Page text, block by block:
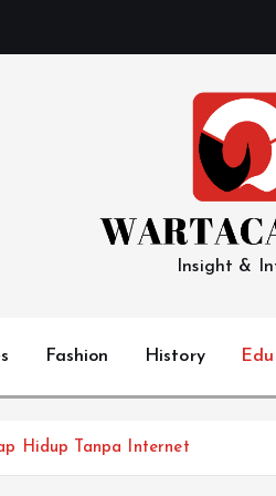
Insight &
Fashion History
Hidup Tanpa Internet